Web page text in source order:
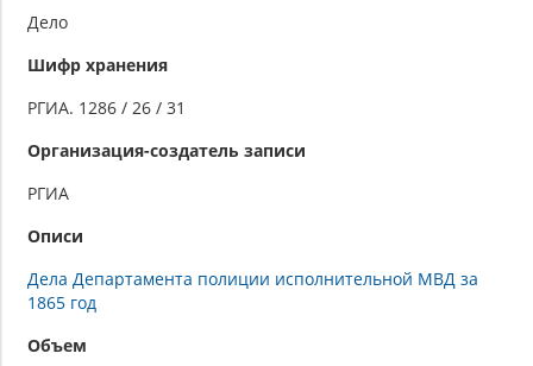
Дело
Шифр хранения
РГИА. 1286 / 26 / 31
Организация-создатель записи
РГИА
Описи
Дела Департамента полиции исполнительной МВД за
1865 год
Объем